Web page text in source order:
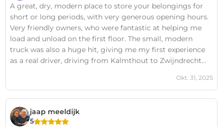
A great, dry, modern place to store your belongings for
short or long periods, with very generous opening hours.
Very friendly owners, who were fantastic at helping me
load and unload on the first floor. The small, modern
truck was also a huge hit, giving me my first experience
as a real driver, driving from Kalmthout to Zwijndrecht
Okt. 31, 2025
jaap meeldijk
5